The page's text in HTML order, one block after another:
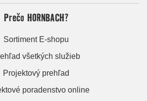
Prečo HORNBACH?
Sortiment E-shopu
všetkých služieb
Projektový prehľad
poradenstvo online